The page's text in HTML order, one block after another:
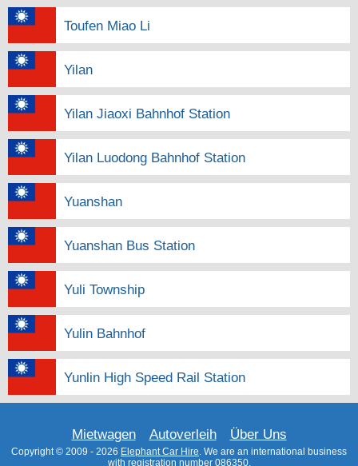
Toufen Miao Li
Yilan
Yilan Jiaoxi Bahnhof Station
Yilan Luodong Bahnhof Station
Yuanshan
Yuanshan Bus Station
Yuli Township
Yulin Bahnhof
Yunlin High Speed Rail Station
Mietwagen Autoverleih Über Uns
Copyright © 2009 - 2026 Elephant Car Hire . We are an international business
with registration number 086350.